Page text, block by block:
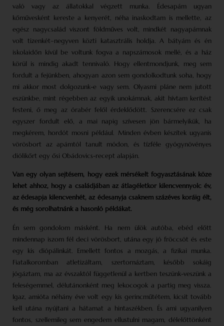
való vagy az állatokkal végzett munka. Édesapám ugyan
kőművesként kereste a kenyerét, néha inaskodtam is mellette, az
egész nagycsalád viszont földműves volt, mindkét nagyapámnak
volt tizenkét–negyven közti katasztrális holdja. A bátyám és én
iskolaidőn kívül be voltunk fogva a napszámosok mellé, és a ház
körül is mindig akadt tennivaló. Hogy ellentmondjunk, meg sem
fordult a fejünkben, ahogyan azon sem gondolkodtunk soha, hogy
mi akkor most dolgozunk-e vagy sem. Olyasmi pláne nem jutott
eszünkbe, mint régebben az egyik unokámnak, akit hívtam kerítést
festeni, ő meg az órabér felől érdeklődött. Szerencsére ez csak
egyszer fordult elő, a mai napig szívesen jön bármelyikük, ha
megkérem, hordót mosni például. Minden évben készítek ugyanis
vörösbort az apámtól tanult módon, és tízféle gyógynövényes
diólikőrt egy ősi Obádovics-recept alapján.
Van egy olyan sejtésem, hogy ezek mérsékelt fogyasztásának köze
lehet ahhoz, hogy a családjában az átlagéletkor kilencvennyolc év,
az édesapja kilencvenhét, az édesanyja csaknem százéves koráig élt,
és még sorolhatnánk a hasonló példákat.
Én sem gondolom másként. Ha nem ülök autóba, ebéd előtt
mindennap iszom fél deci vörösbort, utána egy jó fröccsöt és este
egy kis diópálinkát. Emellett fontos a mozgás, a fizikai munka.
Fiatalkoromban atletizáltam, szertornáztam, később sokáig
jógáztam, ma az évszaktól függetlenül a kertben teszünk-veszünk a
feleségemmel, délutánonként meg lekocogok a partig meg vissza.
Igaz, amióta néhány éve volt egy kis gerincműtétem, kicsit tovább
kell utána nyújtani a hátamat a hintaszékben. És ami ugyanilyen
fontos, szellemileg sem engedem ellustulni magam, délelőttönként